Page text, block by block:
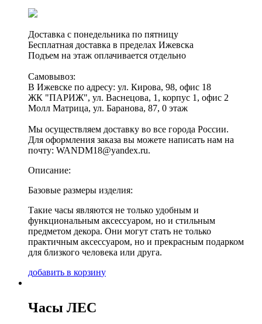
Доставка с понедельника по пятницу
Бесплатная доставка в пределах Ижевска
Подъем на этаж оплачивается отдельно
Самовывоз:
В Ижевске по адресу: ул. Кирова, 98, офис 18
ЖК "ПАРИЖ", ул. Васнецова, 1, корпус 1, офис 2
Молл Матрица, ул. Баранова, 87, 0 этаж
Мы осуществляем доставку во все города России.
Для оформления заказа вы можете написать нам на
почту: WANDM18@yandex.ru.
Описание:
Базовые размеры изделия:
Такие часы являются не только удобным и
функциональным аксессуаром, но и стильным
предметом декора. Они могут стать не только
практичным аксессуаром, но и прекрасным подарком
для близкого человека или друга.
добавить в корзину
Часы ЛЕС